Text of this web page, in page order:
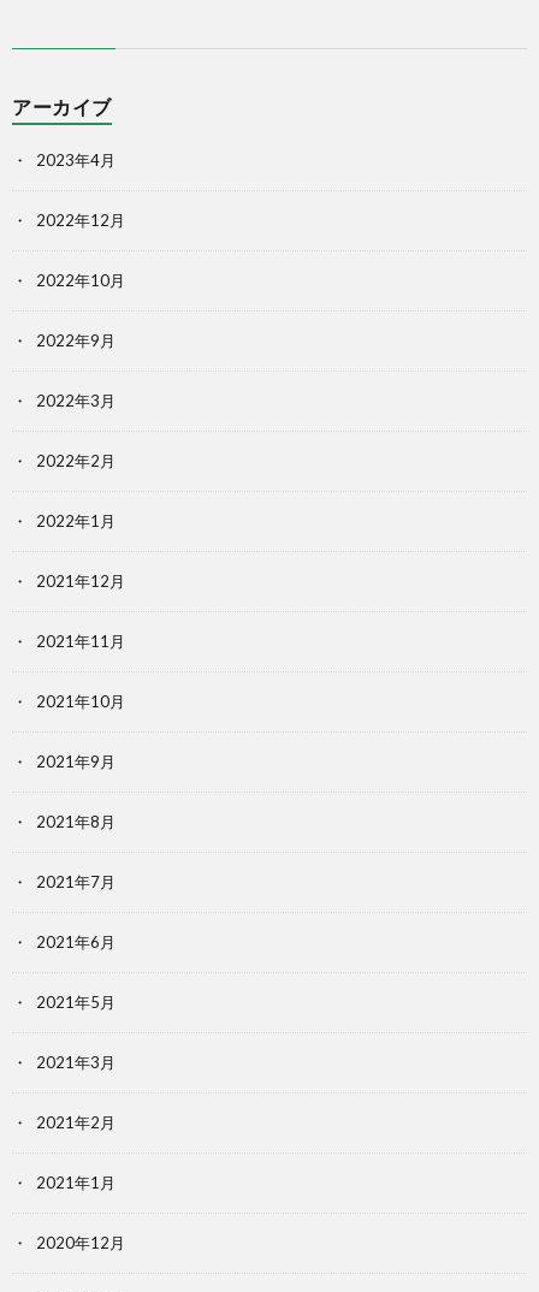
アーカイブ
2023年4月
2022年12月
2022年10月
2022年9月
2022年3月
2022年2月
2022年1月
2021年12月
2021年11月
2021年10月
2021年9月
2021年8月
2021年7月
2021年6月
2021年5月
2021年3月
2021年2月
2021年1月
2020年12月